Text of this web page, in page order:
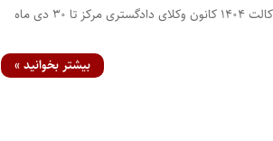
پایگاه خبری اختبار- مهلت ثبت نام پذیرفته شدگان آزمون وکالت ۱۴۰۴ کانون وکلای دادگستری مرکز تا ۳۰ دی ماه
بیشتر بخوانید »